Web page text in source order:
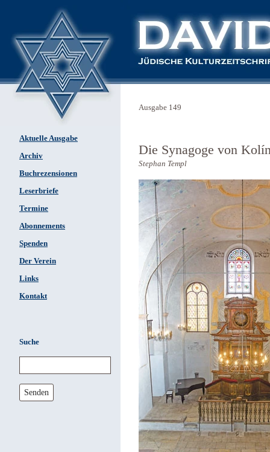
Aktuelle Ausgabe
Archiv
Buchrezensionen
Leserbriefe
Termine
Abonnements
Spenden
Der Verein
Links
Kontakt
Suche
Senden
Ausgabe 149
Die Synagoge von
Stephan Templ